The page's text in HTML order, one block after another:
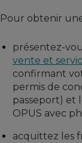
Pour obtenir
présentez-
vente et
confirmant
permis de
passeport) et
OPUS avec
acquittez les